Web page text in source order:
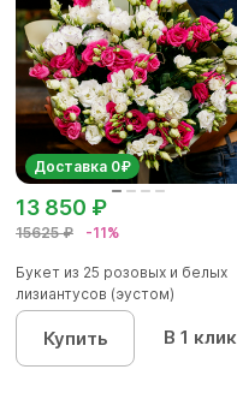
Доставка 0₽
15625 ₽ -11%
13 850 ₽
Букет из 25 розовых и белых
лизиантусов (эустом)
Купить В 1 клик